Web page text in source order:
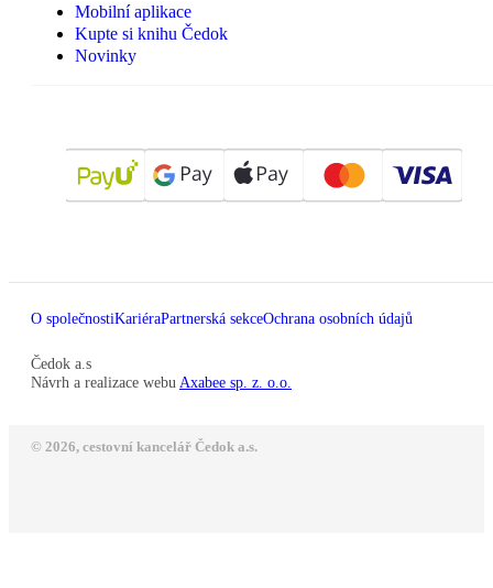
Mobilní aplikace
Kupte si knihu Čedok
Novinky
O společnostiKariéraPartnerská sekceOchrana osobních údajů
Čedok a.s
Návrh a realizace webu Axabee sp. z. o.o.
© 2026, cestovní kancelář Čedok a.s.